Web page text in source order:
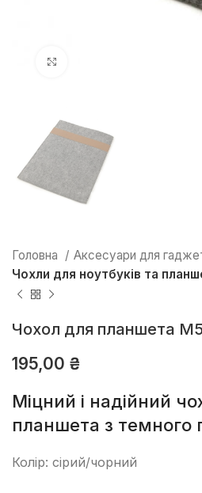
Головна
Аксесуари для
Чохли для ноутбуків та
Чохол для планшета
195,00 ₴
Міцний і надійний
планшета з темного
Колір: сірий/чорний